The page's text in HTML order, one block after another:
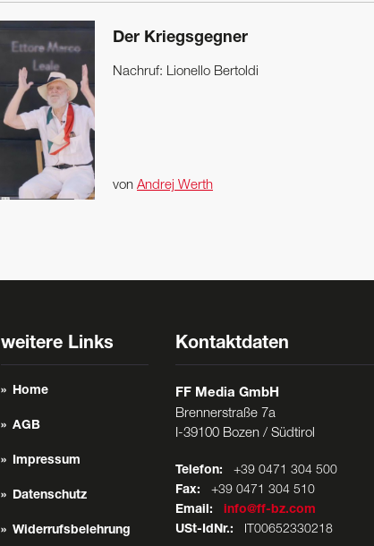
Der Kriegsgegner
Nachruf: Lionello Bertoldi
von Andrej Werth
weitere Links
Home
AGB
Impressum
Datenschutz
Widerrufsbelehrung
Kontaktdaten
FF Media GmbH
Brennerstraße 7a
I-39100 Bozen / Südtirol
Telefon: +39 0471 304 500
Fax: +39 0471 304 510
Email:
info@ff-bz.com
USt-IdNr.: IT00652330218